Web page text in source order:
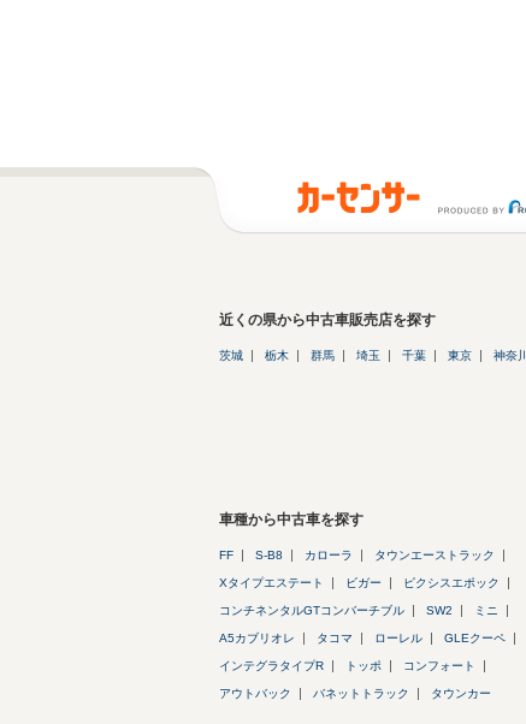
近くの県から中古車販売店を探す
茨城 栃木 群馬 埼玉 千葉 東京 神奈川
車種から中古車を探す
FF S-B8 カローラ タウンエーストラック
Xタイプエステート ビガー ピクシスエポック
コンチネンタルGTコンバーチブル SW2 ミニ
A5カブリオレ タコマ ローレル GLEクーペ
インテグラタイプR トッポ コンフォート
アウトバック バネットトラック タウンカー